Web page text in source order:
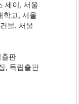
세이, 서울
학교, 서울
물, 서울
출판
, 독립출판